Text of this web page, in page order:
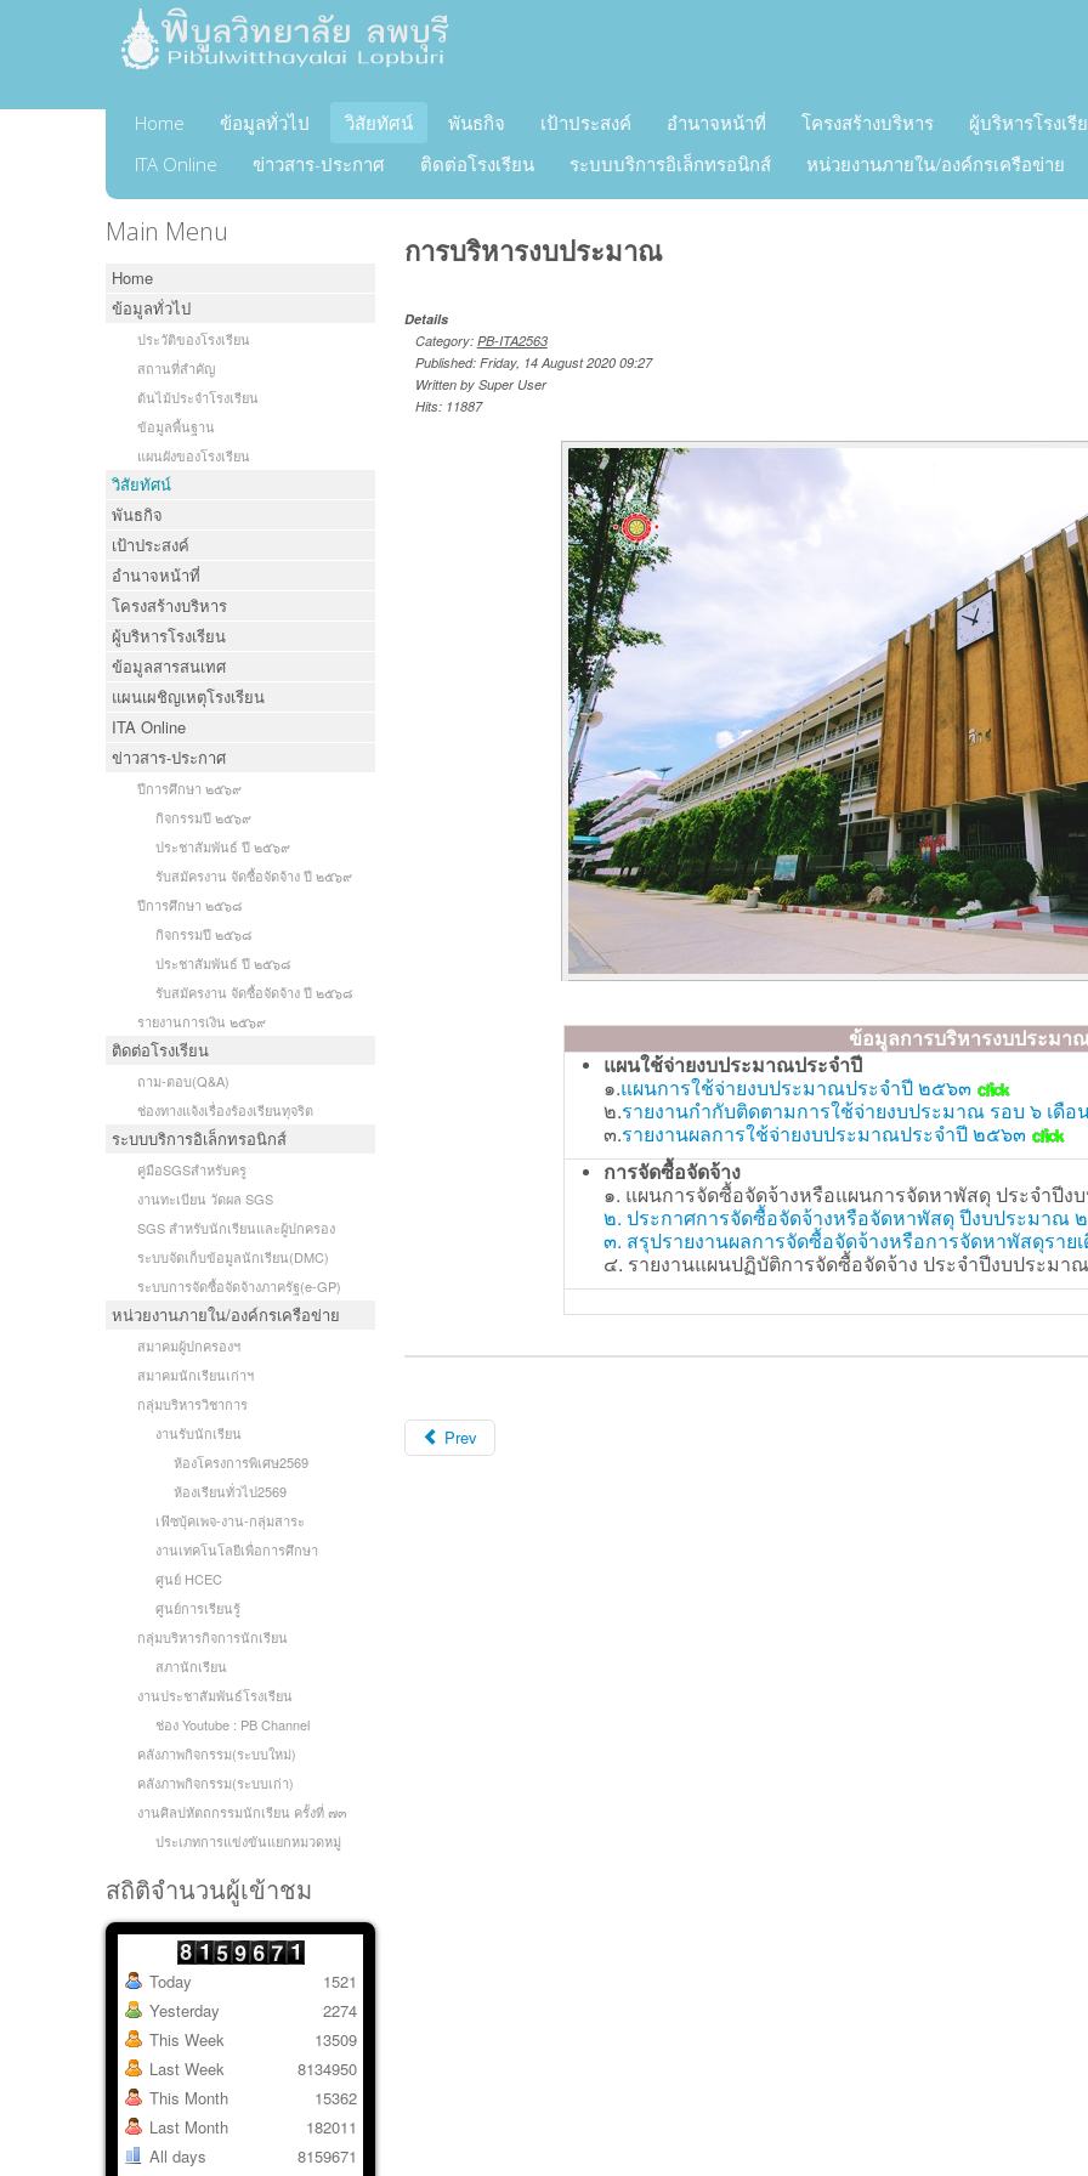
Home ข้อมูลทั่วไป วิสัยทัศน์ พันธกิจ เป้าประสงค์ อำนาจหน้าที่ โครงสร้างบริหาร
ผู้บริหารโรงเรี
ITA Online
ข่าวสาร-ประกาศ ติดต่อโรงเรียน ระบบบริการอิเล็กทรอนิกส์ หน่วยงานภายใน/องค์กรเครือข่าย
Main Menu
Home
ข้อมูลทั่วไป
ประวัติของโรงเรียน
สถานที่สำคัญ
ต้นไม้ประจำโรงเรียน
ข้อมูลพื้นฐาน
แผนผังของโรงเรียน
วิสัยทัศน์
พันธกิจ
เป้าประสงค์
อำนาจหน้าที่
โครงสร้างบริหาร
ผู้บริหารโรงเรียน
ข้อมูลสารสนเทศ
แผนเผชิญเหตุโรงเรียน
ITA Online
ข่าวสาร-ประกาศ
ปีการศึกษา ๒๕๖๙
กิจกรรมปี ๒๕๖๙
ประชาสัมพันธ์ ปี ๒๕๖๙
รับสมัครงาน จัดซื้อจัดจ้าง ปี ๒๕๖๙
ปีการศึกษา ๒๕๖๘
กิจกรรมปี ๒๕๖๘
ประชาสัมพันธ์ ปี ๒๕๖๘
รับสมัครงาน จัดซื้อจัดจ้าง ปี ๒๕๖๘
รายงานการเงิน ๒๕๖๙
ติดต่อโรงเรียน
ถาม-ตอบ(Q&A)
ช่องทางแจ้งเรื่องร้องเรียนทุจริต
ระบบบริการอิเล็กทรอนิกส์
คู่มือSGSสำหรับครู
งานทะเบียน วัดผล SGS
SGS สำหรับนักเรียนและผู้ปกครอง
ระบบจัดเก็บข้อมูลนักเรียน(DMC)
ระบบการจัดซื้อจัดจ้างภาครัฐ(e-GP)
หน่วยงานภายใน/องค์กรเครือข่าย
สมาคมผู้ปกครองฯ
สมาคมนักเรียนเก่าฯ
กลุ่มบริหารวิชาการ
งานรับนักเรียน
ห้องโครงการพิเศษ2569
ห้องเรียนทั่วไป2569
เฟ๊ซบุ้คเพจ-งาน-กลุ่มสาระ
งานเทคโนโลยีเพื่อการศึกษา
ศูนย์ HCEC
ศูนย์การเรียนรู้
กลุ่มบริหารกิจการนักเรียน
สภานักเรียน
งานประชาสัมพันธ์โรงเรียน
ช่อง Youtube : PB Channel
คลังภาพกิจกรรม(ระบบใหม่)
คลังภาพกิจกรรม(ระบบเก่า)
งานศิลปหัตถกรรมนักเรียน ครั้งที่ ๗๓
ประเภทการแข่งขันแยกหมวดหมู่
สถิติจำนวนผู้เข้าชม
Today
Yesterday
This Week
Last Week
This Month
Last Month
All days
1521
2274
13509
8134950
15362
182011
8159671
การบริหารงบประมาณ
Details
Category: PB-ITA2563
Published: Friday, 14 August 2020 09:27
Written by Super User
Hits: 11887
ข้อมูลการบริหารงบประมา
แผนใช้จ่ายงบประมาณประจำปี
๑.แผนการใช้จ่ายงบประมาณประจำปี ๒๕๖๓
๒.รายงานกำกับติดตามการใช้จ่ายงบประมาณ รอบ ๖ เดือ
๓.รายงานผลการใช้จ่ายงบประมาณประจำปี ๒๕๖๓
การจัดซื้อจัดจ้าง
๑. แผนการจัดซื้อจัดจ้างหรือแผนการจัดหาพัสดุ ประจำปี
๒. ประกาศการจัดซื้อจัดจ้างหรือจัดหาพัสดุ ปีงบประมาณ
๓. สรุปรายงานผลการจัดซื้อจัดจ้างหรือการจัดหาพัสดุรา
๔. รายงานแผนปฏิบัติการจัดซื้อจัดจ้าง ประจำปีงบประม
Prev